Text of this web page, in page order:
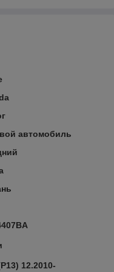
автомобиль
12.2010-